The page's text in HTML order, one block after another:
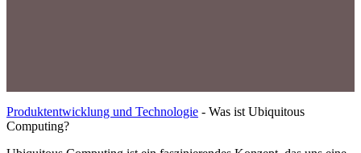
Produktentwicklung und Technologie - Was ist Ubiquitous
Computing?